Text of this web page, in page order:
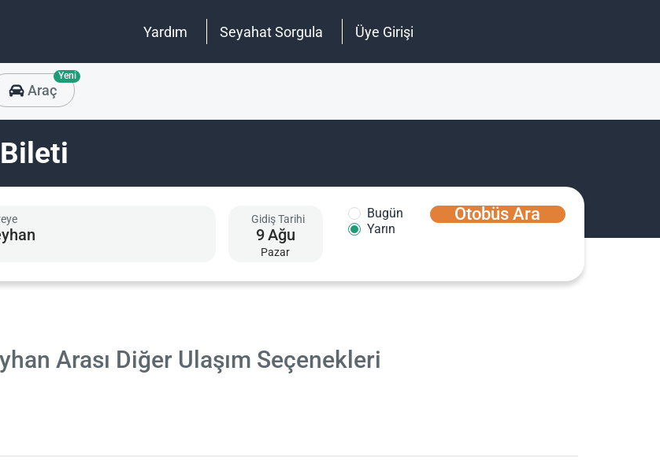
Yardım Seyahat Sorgula Üye Girişi
Araç
Yeni
Gidiş Tarihi
9Ağu
Pazar
Bugün
Yarın
Otobüs Ara
Arası Diğer Ulaşım Seçenekleri